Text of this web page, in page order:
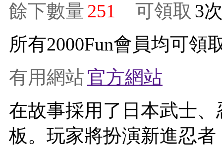
餘下數量251 可領取 3
所有2000Fun會員均可領
有用網站官方網站
在故事採用了日本武士
板。玩家將扮演新進忍